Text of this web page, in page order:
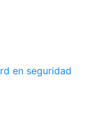
en seguridad